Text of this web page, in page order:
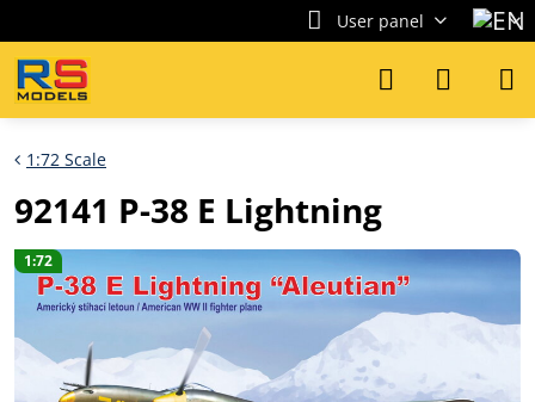
User panel
1:72
1:72 Scale
92141 P-38 E Lightning